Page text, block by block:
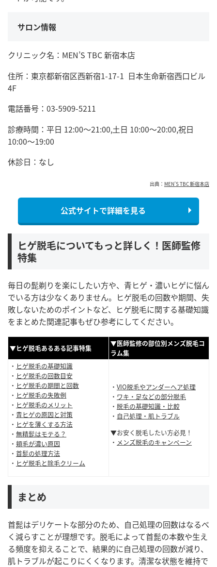
サロン情報
クリニック名：MEN’S TBC 新宿本店
住所：東京都新宿区西新宿1-17-1 日本生命新宿西口ビル
4F
電話番号：03-5909-5211
診療時間：平日 12:00～21:00,土日 10:00～20:00,祝日
10:00～19:00
休診日：なし
出典： MEN’S TBC 新宿本店
公式サイトで詳細を見る
ヒゲ脱毛についてもっと詳しく！医師監修
特集
毎日の髭剃りを楽にしたい方や、青ヒゲ・濃いヒゲに悩ん
でいる方は少なくありません。ヒゲ脱毛の回数や期間、失
敗しないためのポイントなど、ヒゲ脱毛に関する基礎知識
をまとめた関連記事もぜひ参考にしてください。
▼ヒゲ脱毛あるある記事特集
▼医師監修の部位別メンズ脱毛コ
ラム集
・ ヒゲ脱毛の基礎知識
・ ヒゲ脱毛の回数目安
・ ヒゲ脱毛の期間と回数
・ ヒゲ脱毛の失敗例
・ ヒゲ脱毛のメリット
・ 青ヒゲの原因と対策
・ ヒゲを薄くする方法
・ 無精髭はモテる？
・ 頬毛が濃い原因
・ 首髭の処理方法
・ ヒゲ脱毛と除毛クリーム
・ VIO脱毛やアンダーヘア処理
・ ワキ・足などの部分脱毛
・ 脱毛の基礎知識・比較
・ 自己処理・肌トラブル
▼お安く脱毛したい方必見！
・ メンズ脱毛のキャンペーン
まとめ
首髭はデリケートな部分のため、自己処理の回数はなるべ
く減らすことが理想です。脱毛によって首髭の本数や生え
る頻度を抑えることで、結果的に自己処理の回数が減り、
肌トラブルが起こりにくくなります。清潔な状態を維持で